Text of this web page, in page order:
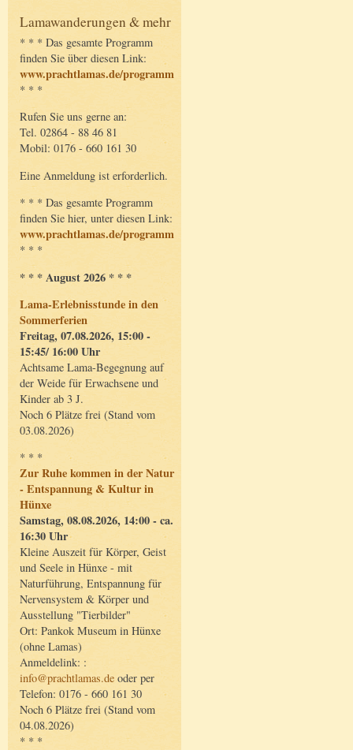
Lamawanderungen & mehr
* * * Das gesamte Programm
finden Sie über diesen Link:
www.prachtlamas.de/programm
* * *
Rufen Sie uns gerne an:
Tel. 02864 - 88 46 81
Mobil: 0176 - 660 161 30
Eine Anmeldung ist erforderlich.
* * * Das gesamte Programm
finden Sie hier, unter diesen Link:
www.prachtlamas.de/programm
* * *
* * * August 2026 * * *
Lama-Erlebnisstunde in den
Sommerferien
Freitag, 07.08.2026, 15:00 -
15:45/ 16:00 Uhr
Achtsame Lama-Begegnung auf
der Weide für Erwachsene und
Kinder ab 3 J.
Noch 6 Plätze frei (Stand vom
03.08.2026)
* * *
Zur Ruhe kommen in der Natur
- Entspannung & Kultur in
Hünxe
Samstag, 08.08.2026, 14:00 - ca.
16:30 Uhr
Kleine Auszeit für Körper, Geist
und Seele in Hünxe - mit
Naturführung, Entspannung für
Nervensystem & Körper und
Ausstellung "Tierbilder"
Ort: Pankok Museum in Hünxe
(ohne Lamas)
Anmeldelink: :
info@prachtlamas.de oder per
Telefon: 0176 - 660 161 30
Noch 6 Plätze frei (Stand vom
04.08.2026)
* * *